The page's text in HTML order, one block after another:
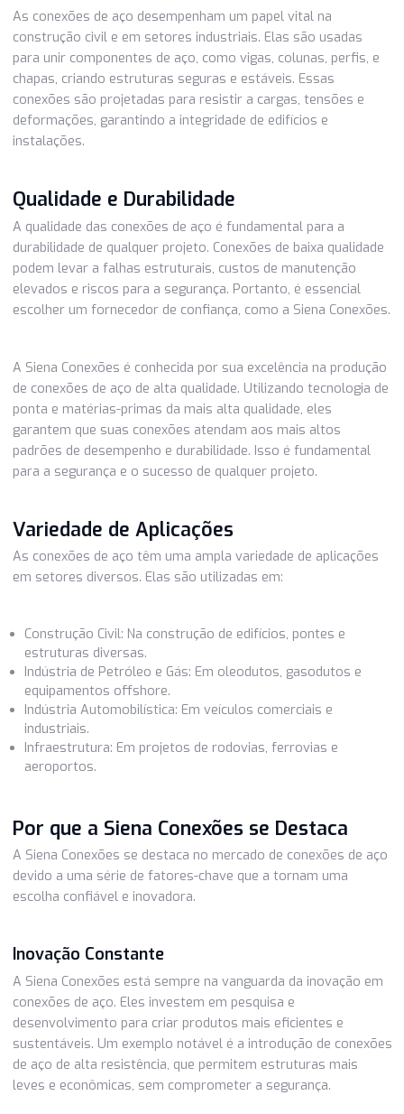
A Importância das
Conexões de Aço
As conexões de aço desempenham um papel vital na
construção civil e em setores industriais. Elas são usadas
chapas, criando estruturas seguras e estáveis. Essas
conexões são projetadas para resistir a cargas, tensões e
deformações, garantindo a integridade de edifícios e
instalações.
A qualidade das conexões de aço é fundamental para a
durabilidade de qualquer projeto. Conexões de baixa
podem levar a falhas estruturais, custos de manutenção
elevados e riscos para a segurança. Portanto, é essencial
escolher um fornecedor de confiança, como a Siena
A Siena Conexões é conhecida por sua excelência na
de conexões de aço de alta qualidade. Utilizando
ponta e matérias-primas da mais alta qualidade, eles
garantem que suas conexões atendam aos mais altos
para a segurança e o sucesso de qualquer projeto.
Variedade de Aplicações
As conexões de aço têm uma ampla variedade de
em setores diversos. Elas são utilizadas em:
estruturas diversas.
Indústria de Petróleo e Gás: Em oleodutos, gasodutos e
equipamentos offshore.
Indústria Automobilística: Em veículos comerciais e
aeroportos.
Por que a Siena Conexões se Destaca
A Siena Conexões se destaca no mercado de conexões
devido a uma série de fatores-chave que a tornam uma